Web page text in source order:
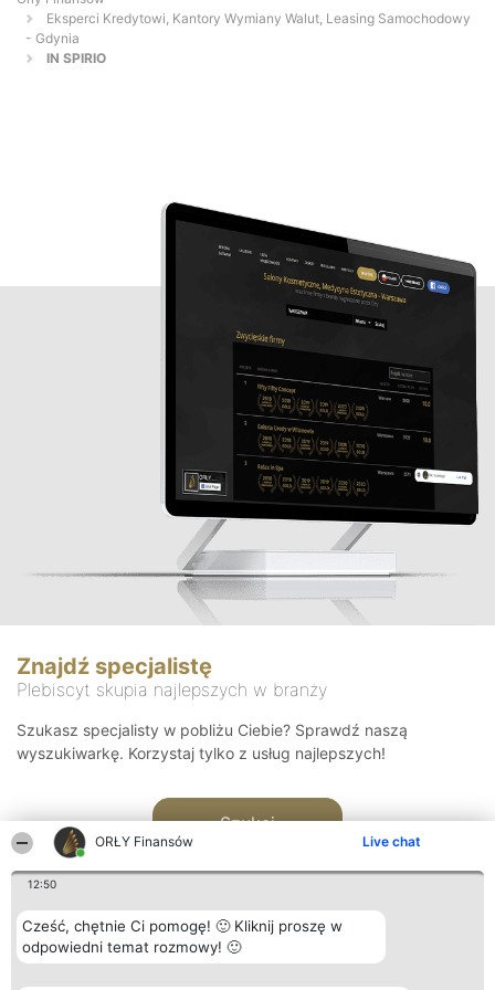
ORŁY Finansów Live chat
12:50
Cześć, chętnie Ci pomogę! 🙂 Kliknij proszę w
odpowiedni temat rozmowy! 🙂
Eksperci Kredytowi, Kantory Wymiany Walut, Leasing Samochodowy
- Gdynia
IN SPIRIO
Znajdź specjalistę
Plebiscyt skupia najlepszych w branży
Szukasz specjalisty w pobliżu Ciebie? Sprawdź naszą
wyszukiwarkę. Korzystaj tylko z usług najlepszych!
Szukaj
Organizator plebiscytu Plebiscyt Kontakt